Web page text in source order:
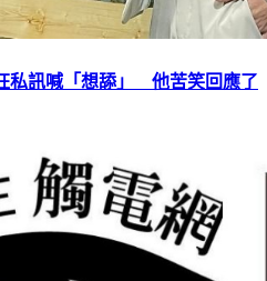
私訊喊「想舔」 他苦笑回應了